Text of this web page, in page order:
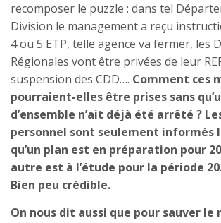
recomposer le puzzle : dans tel
Division le management a reçu
4 ou 5 ETP, telle agence va fermer, les
Régionales vont être privées de leur
suspension des CDD…. Comment ces
pourraient-elles être prises sans
d’ensemble n’ait déjà été arrêté ?
personnel sont seulement informés
qu’un plan est en préparation pour
autre est à l’étude pour la période
Bien peu crédible.
On nous dit aussi que pour sauver